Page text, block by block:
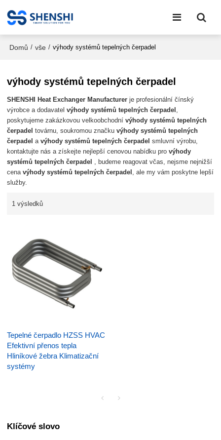
Domů / vše / výhody systémů tepelných čerpadel
výhody systémů tepelných čerpadel
SHENSHI Heat Exchanger Manufacturer​ je profesionální čínský
výrobce a dodavatelvýhody systémů tepelných čerpadel ,
poskytujeme zakázkovou velkoobchodnívýhody systémů tepelných
čerpadel továrnu, soukromou značkuvýhody systémů tepelných
čerpadel avýhody systémů tepelných čerpadel smluvní výrobu,
kontaktujte nás a získejte nejlepší cenovou nabídku provýhody
systémů tepelných čerpadel , budeme reagovat včas, nejsme nejnižší
cenavýhody systémů tepelných čerpadel , ale my vám poskytne lepší
služby.
1 výsledků
Tepelné čerpadlo HZSS HVAC
Efektivní přenos tepla
Hliníkové žebra Klimatizační
systémy
Klíčové slovo